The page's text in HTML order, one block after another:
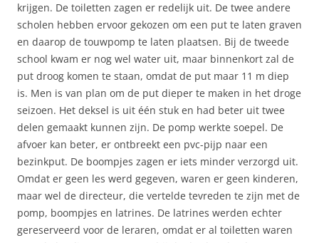
krijgen. De toiletten zagen er redelijk uit. De twee andere
scholen hebben ervoor gekozen om een put te laten graven
en daarop de touwpomp te laten plaatsen. Bij de tweede
school kwam er nog wel water uit, maar binnenkort zal de
put droog komen te staan, omdat de put maar 11 m diep
is. Men is van plan om de put dieper te maken in het droge
seizoen. Het deksel is uit één stuk en had beter uit twee
delen gemaakt kunnen zijn. De pomp werkte soepel. De
afvoer kan beter, er ontbreekt een pvc-pijp naar een
bezinkput. De boompjes zagen er iets minder verzorgd uit.
Omdat er geen les werd gegeven, waren er geen kinderen,
maar wel de directeur, die vertelde tevreden te zijn met de
pomp, boompjes en latrines. De latrines werden echter
gereserveerd voor de leraren, omdat er al toiletten waren